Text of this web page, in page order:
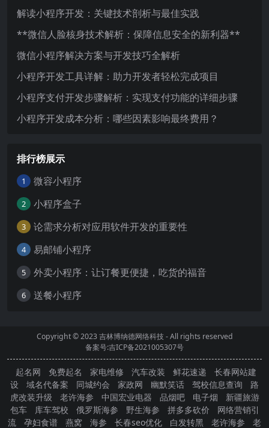
解读小程序开发：关键技术剖析与最佳实践
**微信人脸核身技术解析：保障信息安全的新利器**
微信小程序解决方案与开发技巧全解析
小程序开发工具详解：助力开发者轻松完成项目
小程序支付开发步骤解析：实现支付功能的详细步骤
小程序开发成本分析：哪些因素影响最终费用？
排行榜展示
1 微容小程序
2 小程序盒子
3 论需求分析对应用软件开发的重要性
4 易邮铺小程序
5 外卖小程序：让订餐更便捷，吃货的福音
6 送餐小程序
Copyright © 2023吉林博纳德网络科技- All rights reserved
备案号:吉ICP备2021005307号
起名网 免费起名 家电维修 汽车改装 鲜花速递
长春网站建
设
域名代备案 同城约会 家政网 幽默笑话 驾校信息查询
路
虎改装升级
老许海参 中国宏业电器 品烟吧 电子烟
新疆旅游
包车
库车驾校 俄罗斯海参 野生海参 拼多多砍价
网络营销引
流
孕妇食谱 燕窝 海参 长春seo优化 白发转黑 老许海参 老